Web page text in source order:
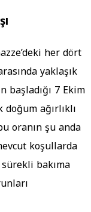
her dört
yaklaşık
başladığı 7 Ekim
ağırlıklı
oranın şu anda
koşullarda
bakıma